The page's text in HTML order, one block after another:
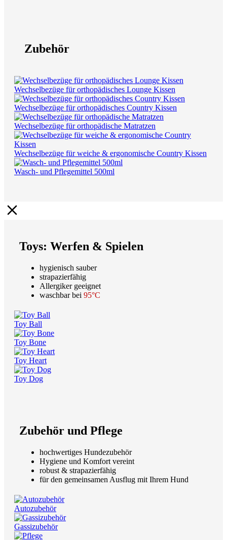
Zubehör
Wechselbezüge für orthopädisches Lounge Kissen
Wechselbezüge für orthopädisches Country Kissen
Wechselbezüge für orthopädische Matratzen
Wechselbezüge für weiche & ergonomische Country Kissen
Wasch- und Pflegemittel 500ml
Toys: Werfen & Spielen
hygienisch sauber
strapazierfähig
Allergiker geeignet
waschbar bei 95°C
Toy Ball
Toy Bone
Toy Heart
Toy Dog
Zubehör und Pflege
hochwertiges Hundezubehör
Hygiene und Komfort vereint
robust & strapazierfähig
für den gemeinsamen Ausflug mit Ihrem Hund
Autozubehör
Gassizubehör